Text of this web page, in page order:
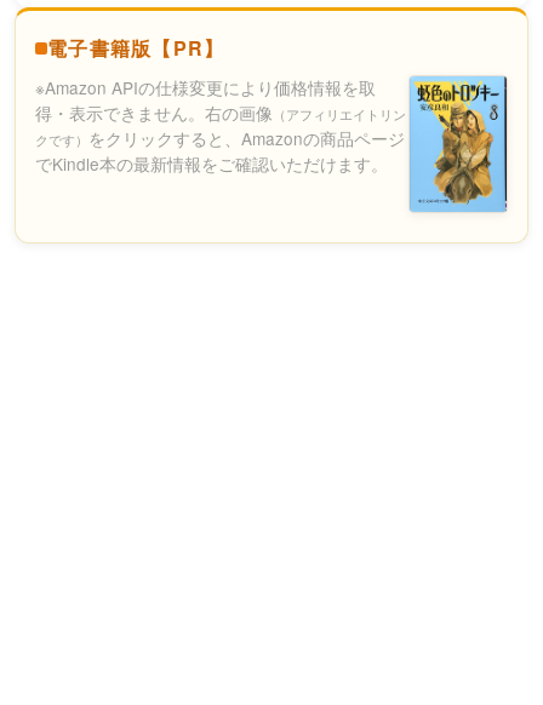
電子書籍版【PR】
※Amazon APIの仕様変更により価格情報を取
得・表示できません。右の画像 （アフィリエイトリン
クです） をクリックすると、Amazonの商品ページ
でKindle本の最新情報をご確認いただけます。